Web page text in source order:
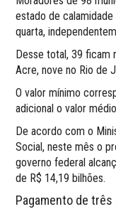
estado de
quarta,
Desse total, 39 ficam
Acre, nove no Rio de
O valor mínimo
adicional o valor
De acordo com o
Social, neste mês o
governo federal
de R$ 14,19 bilhões.
Pagamento de